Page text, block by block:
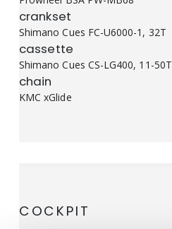
crankset
Shimano Cues FC-U6000-1, 32T
cassette
Shimano Cues CS-LG400, 11-50T
chain
KMC xGlide
COCKPIT